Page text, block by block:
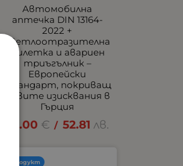
Автомобилна
аптечка DIN 13164-
2022 +
светлоотразителна
жилетка и авариен
триъгълник –
Европейски
стандарт, покриващ
новите изисквания в
Гърция
27.00 € / 52.81 лв.
Нов продукт